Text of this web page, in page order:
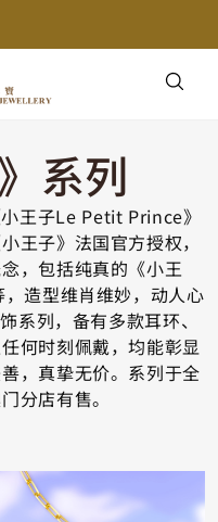
系列
王子Le Petit Prince》
王子》法国官方授权，
，包括纯真的《小王
造型维肖维妙，动人心
系列，备有多款耳环、
何时刻佩戴，均能彰显
，真挚无价。系列于全
分店有售。